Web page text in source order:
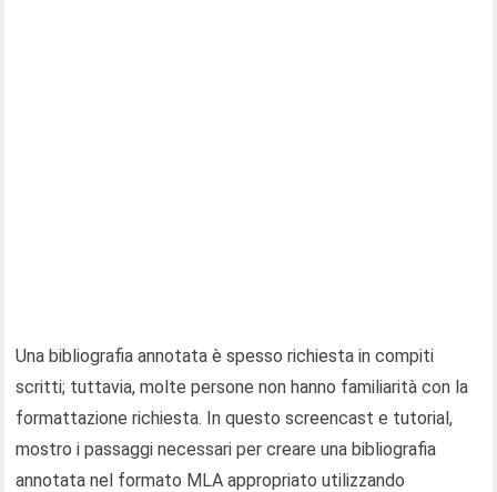
Una bibliografia annotata è spesso richiesta in compiti
scritti; tuttavia, molte persone non hanno familiarità con la
formattazione richiesta. In questo screencast e tutorial,
mostro i passaggi necessari per creare una bibliografia
annotata nel formato MLA appropriato utilizzando